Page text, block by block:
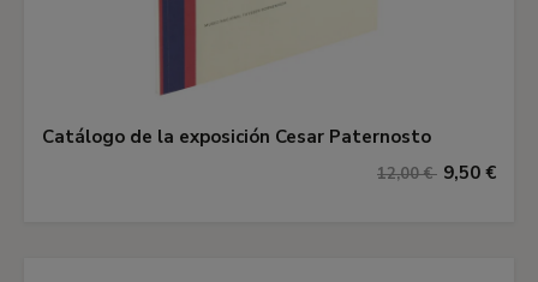
Catálogo de la exposición Cesar Paternosto
12,00 € 9,50 €